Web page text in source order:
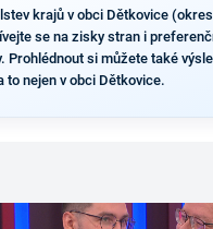
krajů v obci Dětkovice
se na zisky stran i
Prohlédnout si můžete také
to nejen v obci Dětkovice.